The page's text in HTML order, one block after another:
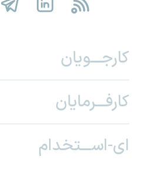
کارجـــویان
کارفـــرمایان
ای-اســـتخدام